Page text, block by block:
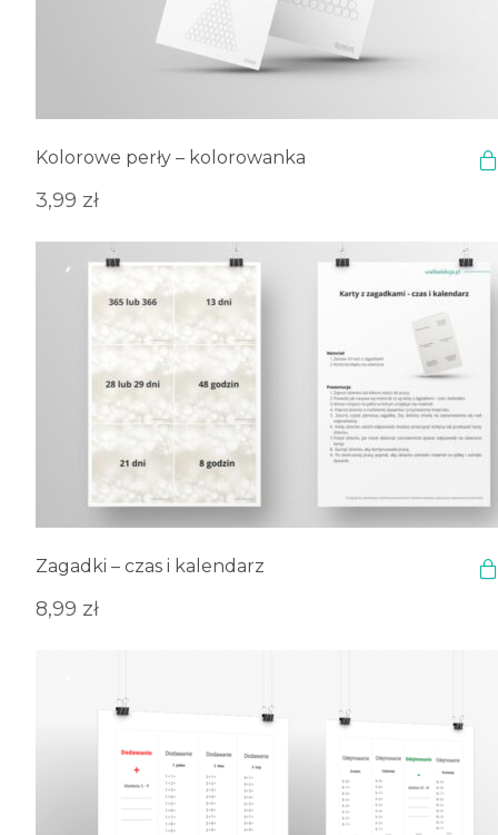
Kolorowe perły – kolorowanka
3,99 zł
Zagadki – czas i kalendarz
8,99 zł